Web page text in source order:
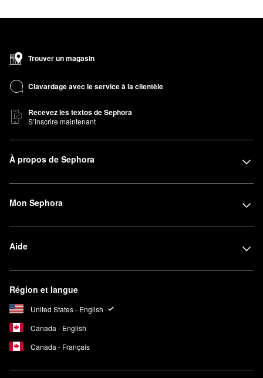
Trouver un magasin
Clavardage avec le service à la clientèle
Recevez les textos de Sephora
S’inscrire maintenant
À propos de Sephora
Mon Sephora
Aide
Région et langue
United States - English
Canada - English
Canada - Français